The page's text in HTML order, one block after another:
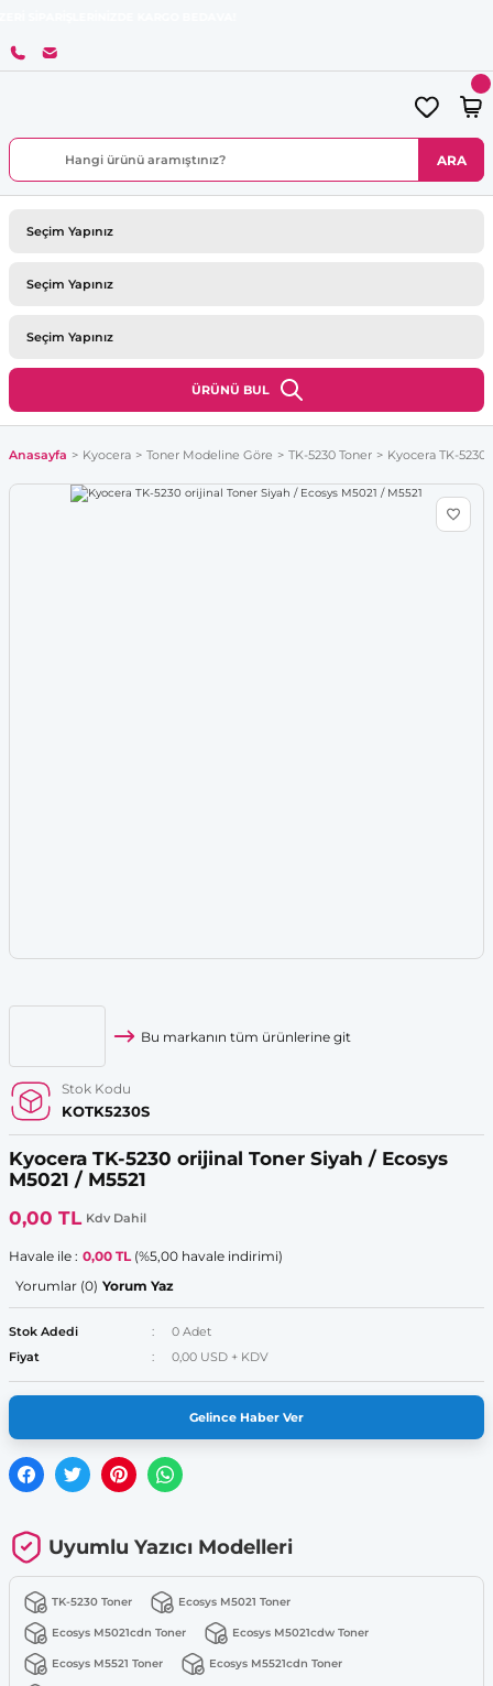
ARA
ÜRÜNÜ BUL
Anasayfa Kyocera Toner Modeline Göre TK-5230 Toner Kyocera TK-5230
Bu markanın tüm ürünlerine git
Stok Kodu
KOTK5230S
Kyocera TK-5230 orijinal Toner Siyah / Ecosys
M5021 / M5521
0,00 TL Kdv Dahil
Havale ile : 0,00 TL(%5,00 havale indirimi)
Yorumlar (0) Yorum Yaz
Stok Adedi
0 Adet
Fiyat
0,00 USD + KDV
Gelince Haber Ver
Uyumlu Yazıcı Modelleri
TK-5230 Toner Ecosys M5021 Toner
Ecosys M5021cdn Toner Ecosys M5021cdw Toner
Ecosys M5521 Toner Ecosys M5521cdn Toner